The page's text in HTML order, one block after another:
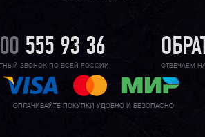
555 93 36
ЗВОНОК ПО ВСЕЙ РОССИИ ОТВЕЧАЕМ
ОПЛАЧИВАЙТЕ ПОКУПКИ УДОБНО И БЕЗОПАСНО